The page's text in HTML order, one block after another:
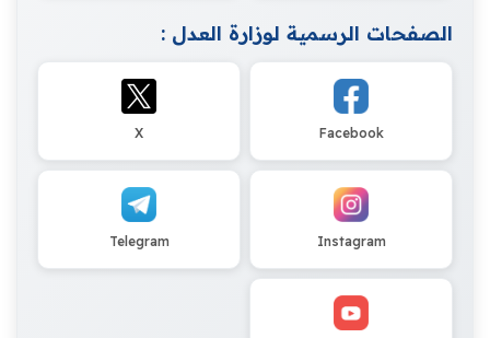
الصفحات الرسمية لوزارة العدل :
Facebook
X
Instagram
Telegram